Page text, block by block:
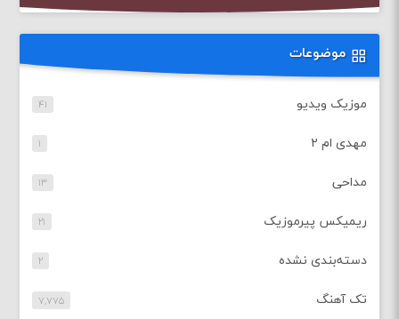
موضوعات
موزیک ویدیو ۴۱
مهدی ام ۲ ۱
مداحی ۱۳
ریمیکس پیرموزیک ۲۱
دسته‌بندی نشده ۲
تک آهنگ ۷,۷۷۵